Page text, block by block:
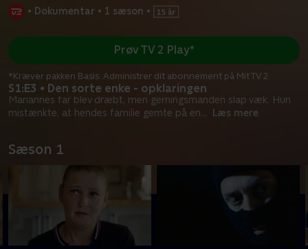
• Dokumentar • 1 sæson •
S1:E3 • Den sorte enke - opklaringen
Mariannes far blev dræbt, men gerningsmanden slap væk. Hun
mistænkte, at hendes familie gemte på en... Læs mere
Prøv TV 2 Play*
*Kræver pakken Basis. Administrer dit abonnement på Mit TV 2.
Sæson 1